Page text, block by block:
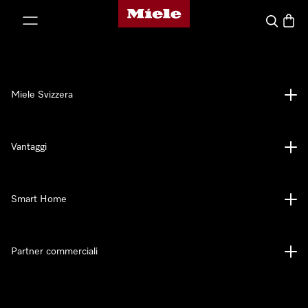
Homepage di Miele
Cerca
Miele Svizzera
Vantaggi
Smart Home
Partner commerciali